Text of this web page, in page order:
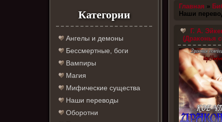
Категории
Ангелы и демоны
Бессмертные, боги
Вампиры
Магия
Мифические существа
Наши переводы
Оборотни
Главная »
Наши
Г. А.
(Драконья